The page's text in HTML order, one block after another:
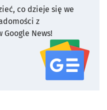
co dzieje się we
z
Google News!
serwisu